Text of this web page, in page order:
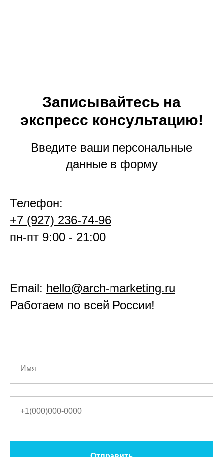
Записывайтесь на
экспресс консультацию!
Введите ваши персональные
данные в форму
Телефон:
+7 (927) 236-74-96
пн-пт 9:00 - 21:00
Email: hello@arch-marketing.ru
Работаем по всей России!
+7